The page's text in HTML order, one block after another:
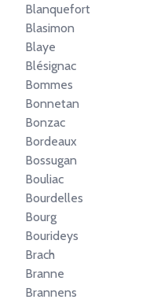
Blanquefort
Blasimon
Blaye
Blésignac
Bommes
Bonnetan
Bonzac
Bordeaux
Bossugan
Bouliac
Bourdelles
Bourg
Bourideys
Brach
Branne
Brannens